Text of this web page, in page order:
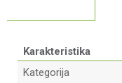
Karakteristika
Kategorija